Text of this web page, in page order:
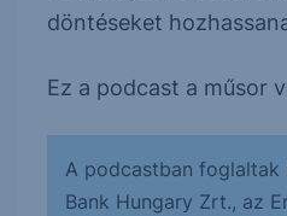
döntéseket
Ez a podcast a műsor
A podcastban foglaltak
Bank Hungary Zrt., az